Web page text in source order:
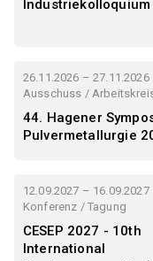
Industriekolloquium
26.11.2026 – 27.11.2026
Ausschuss /
44. Hagener
Pulvermetallurgie
12.09.2027 – 16.09.2027
Konferenz / Tagung
CESEP 2027 - 10th
International